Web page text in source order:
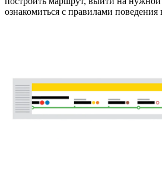
ознакомиться с правилами поведения